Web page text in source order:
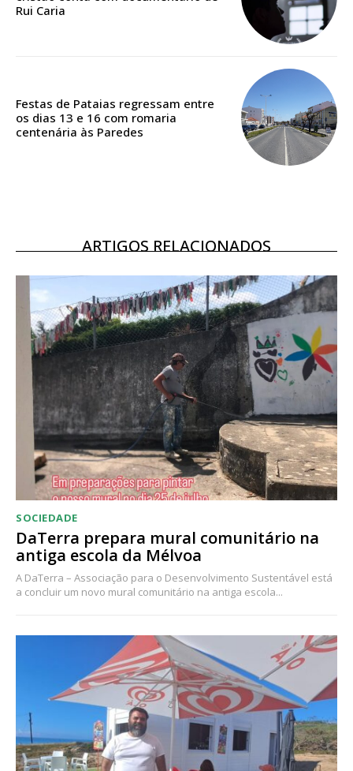
Acesso aos conteúdos Exclusivos para
Escolha o plano
16€
12 meses
Acesso ao conteúdo online
Acesso aos conteúdos Exclusivos para
assinantes
Ofertas para assinatura anual
Escolha o plano
Rui Caria
Festas de Pataias regressam entre
os dias 13 e 16 com romaria
centenária às Paredes
ARTIGOS RELACIONADOS
SOCIEDADE
DaTerra prepara mural comunitário na
antiga escola da Mélvoa
A DaTerra – Associação para o Desenvolvimento Sustentável está
a concluir um novo mural comunitário na antiga escola...